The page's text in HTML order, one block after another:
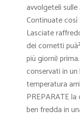
avvolgeteli
Continuate
Lasciate
dei cornetti
più giorni)
conservati in
temperatura
PREPARATE
ben fredda in